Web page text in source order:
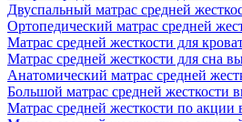
Двуспальный матрас средней
Ортопедический матрас средней
Матрас средней жесткости для
Матрас средней жесткости для сна
Анатомический матрас средней
Большой матрас средней жесткости
Матрас средней жесткости по акции